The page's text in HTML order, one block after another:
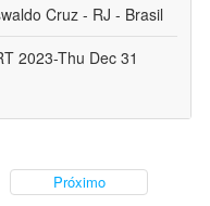
Cruz - RJ - Brasil
2023-Thu Dec 31
Próximo